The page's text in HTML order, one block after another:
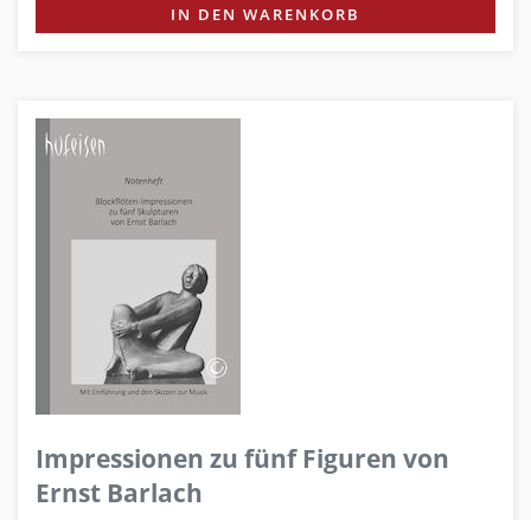
IN DEN WARENKORB
Impressionen zu fünf Figuren von
Ernst Barlach